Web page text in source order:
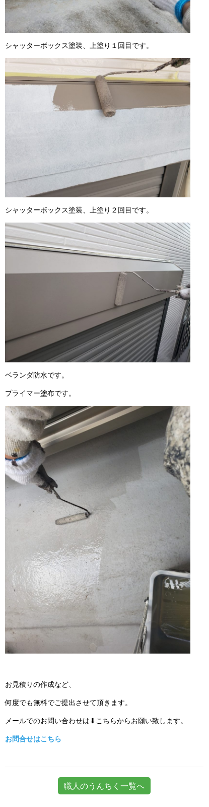
シャッターボックス塗装、上塗り１回目です。
シャッターボックス塗装、上塗り２回目です。
ベランダ防水です。
プライマー塗布です。
お見積りの作成など、
何度でも無料でご提出させて頂きます。
メールでのお問い合わせは⬇こちらからお願い致します。
お問合せはこちら
職人のうんちく一覧へ